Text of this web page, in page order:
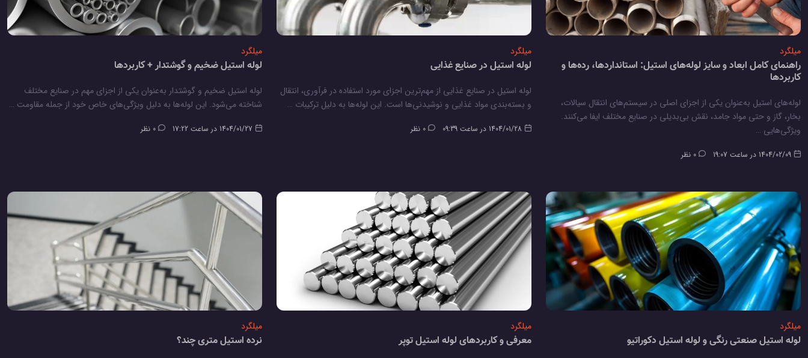
میلگرد
راهنمای کامل ابعاد و سایز لوله‌های استیل: استانداردها، رده‌ها و
کاربردها
لوله‌های استیل به‌عنوان یکی از اجزای اصلی در سیستم‌های انتقال سیالات،
بخار، گاز و حتی مواد جامد، نقش بی‌بدیلی در صنایع مختلف ایفا می‌کنند.
ویژگی‌هایی …
1404/02/09 در ساعت 19:07 0 نظر
میلگرد
لوله استیل در صنایع غذایی
لوله استیل در صنایع غذایی از مهم‌ترین اجزای مورد استفاده در فرآوری، انتقال
و بسته‌بندی مواد غذایی و نوشیدنی‌ها است. این لوله‌ها به دلیل ترکیبات …
1404/01/28 در ساعت 09:39 0 نظر
میلگرد
لوله استیل ضخیم و گوشتدار + کاربردها
لوله استیل ضخیم و گوشتدار به‌عنوان یکی از اجزای مهم در صنایع مختلف
شناخته می‌شود. این لوله‌ها به دلیل ویژگی‌های خاص خود از جمله مقاومت …
1404/01/27 در ساعت 17:22 0 نظر
میلگرد
لوله استیل صنعتی رنگی و لوله استیل دکوراتیو
میلگرد
معرفی و کاربردهای لوله استیل توپر
میلگرد
نرده استیل متری چند؟